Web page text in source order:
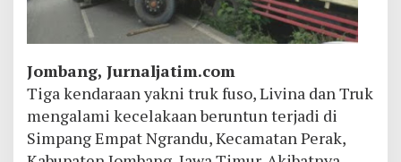
Jombang, Jurnaljatim.com
Tiga kendaraan yakni truk fuso, Livina dan Truk
mengalami kecelakaan beruntun terjadi di
Simpang Empat Ngrandu, Kecamatan Perak,